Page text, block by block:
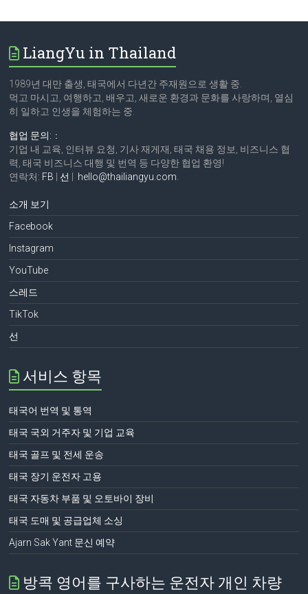
LiangYu in Thailand
1989년 대만 출생, 태국에서 다년간 주재원으로 생활 중.
먹고 마시고, 여행하고, 배우고, 새로운 환경과 문화를 사랑하며, 열심
히 일하고 인생을 체험하는 중.
협업 문의: ：
기업 내 교육, 인터뷰 요청, 기사 재게재, 태국 채용 정보, 비즈니스 협
력, 태국 비즈니스 대행 및 번역 등 다양한 협업 환영!
연락처: FB 선 hello@thailiangyu.com.
소개 보기
Facebook
Instagram
YouTube
스레드
TikTok
선
서비스 항목
태국어 번역 및 통역
태국 국외 거주자 및 기업 교육
태국 골프 및 전세 운송
태국 장기 운전자 고용
태국 자동차 부품 및 오토바이 장비
태국 도매 및 공급업체 소싱
Ajarn Sak Yant 문신 예약
방콕 영어를 구사하는 운전자 개인 차량